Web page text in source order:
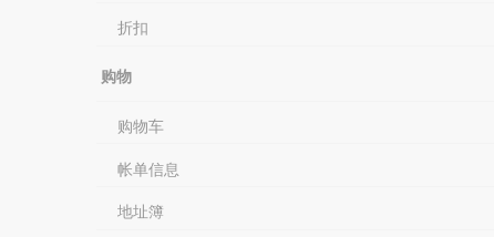
折扣
购物
购物车
帐单信息
地址簿